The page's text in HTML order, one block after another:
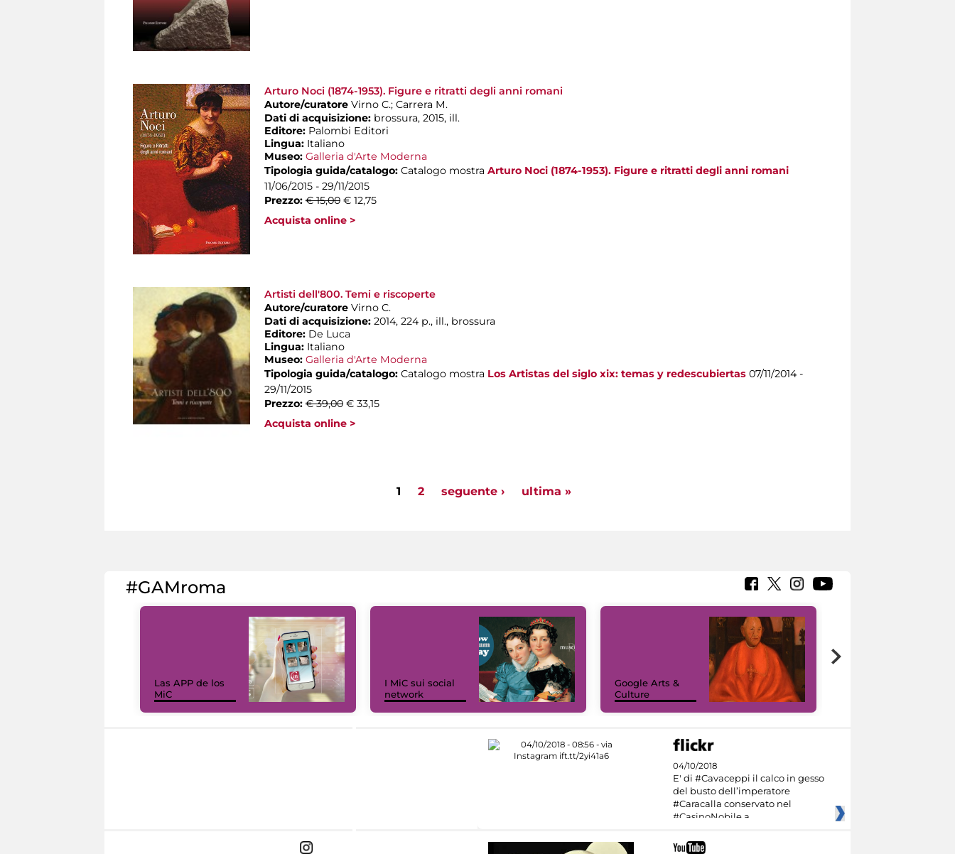
Arturo Noci (1874-1953). Figure e ritratti degli anni romani
Autore/curatore Virno C.; Carrera M.
Dati di acquisizione: brossura, 2015, ill.
Editore: Palombi Editori
Lingua: Italiano
Museo: Galleria d'Arte Moderna
Tipologia guida/catalogo: Catalogo mostra Arturo Noci (1874-1953). Figure e ritratti degli anni romani
11/06/2015 - 29/11/2015
Prezzo:€ 15,00 € 12,75
Acquista online >
Artisti dell'800. Temi e riscoperte
Autore/curatore Virno C.
Dati di acquisizione: 2014, 224 p., ill., brossura
Editore: De Luca
Lingua: Italiano
Museo: Galleria d'Arte Moderna
Tipologia guida/catalogo: Catalogo mostra Los Artistas del siglo xix: temas y redescubiertas 07/11/2014 -
29/11/2015
Prezzo:€ 39,00 € 33,15
Acquista online >
1 2 seguente › ultima »
#GAMroma
Las APP de los
MiC
I MiC sui social
network
Google Arts &
Culture
04/10/2018
E' di #Cavaceppi il calco in gesso
del busto dell’imperatore
#Caracalla conservato nel
#CasinoNobile a